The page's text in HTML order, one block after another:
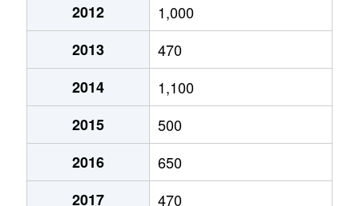
2012
1,000
2013
470
2014
1,100
2015
500
2016
650
2017
470